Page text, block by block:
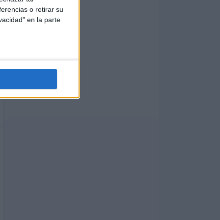
o retirar su
en la parte